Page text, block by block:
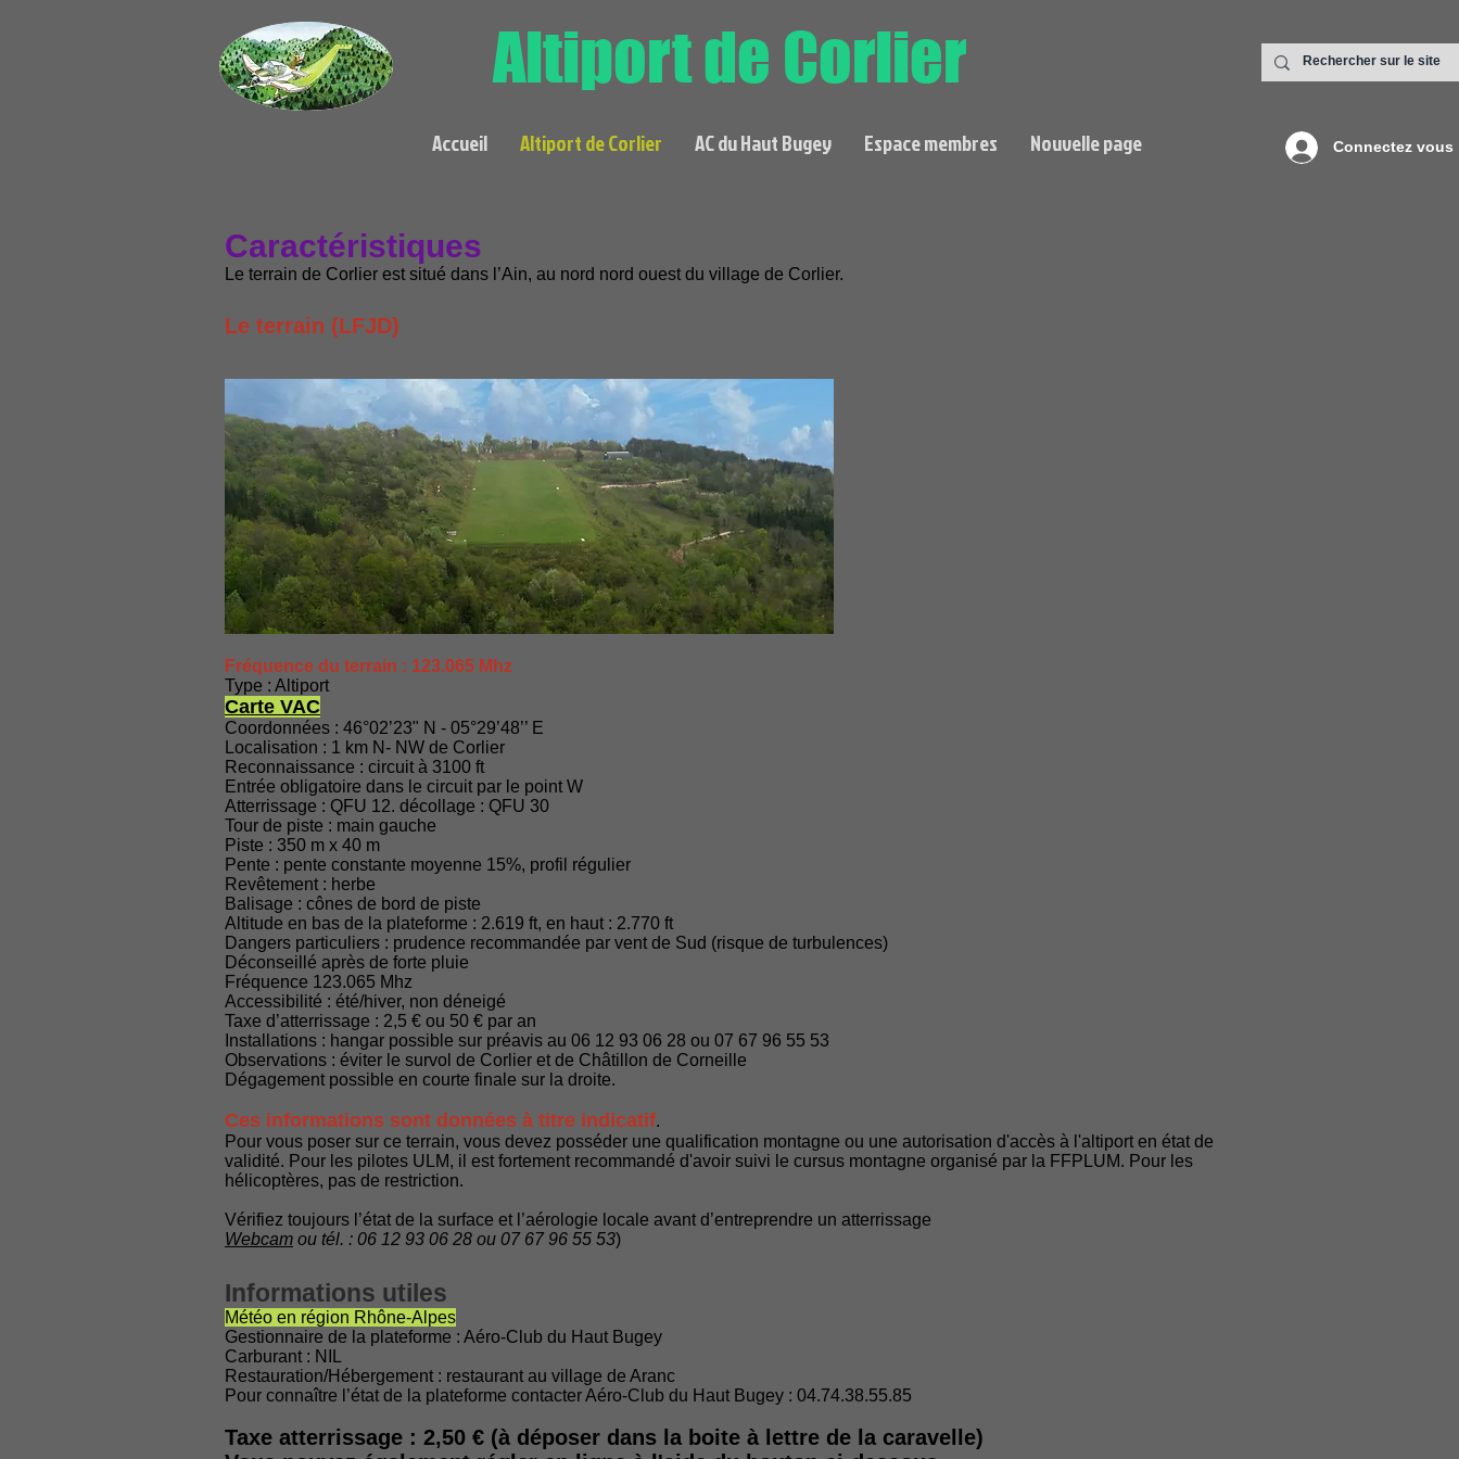
Altiport de Corlier
Accueil Altiport de Corlier AC du Haut Bugey Espace membres Nouvelle page Connectez vous
Caractéristiques
Le terrain de Corlier est situé dans l’Ain, au nord nord ouest du village de Corlier.
Le terrain (LFJD)
Fréquence du terrain : 123.065 Mhz
Type : Altiport
Carte VAC
Coordonnées : 46°02’23" N - 05°29’48’’ E
Localisation : 1 km N- NW de Corlier
Reconnaissance : circuit à 3100 ft
Entrée obligatoire dans le circuit par le point W
Atterrissage : QFU 12. décollage : QFU 30
Tour de piste : main gauche
Piste : 350 m x 40 m
Pente : pente constante moyenne 15%, profil régulier
Revêtement : herbe
Balisage : cônes de bord de piste
Altitude en bas de la plateforme : 2.619 ft, en haut : 2.770 ft
Dangers particuliers : prudence recommandée par vent de Sud (risque de turbulences)
Déconseillé après de forte pluie
Fréquence 123.065 Mhz
Accessibilité : été/hiver, non déneigé
Taxe d’atterrissage : 2,5 € ou 50 € par an
Installations : hangar possible sur préavis au 06 12 93 06 28 ou 07 67 96 55 53
Observations : éviter le survol de Corlier et de Châtillon de Corneille
Dégagement possible en courte finale sur la droite.
Ces informations sont données à titre indicatif.
Pour vous poser sur ce terrain, vous devez posséder une qualification montagne ou une autorisation d'accès à l'altiport en état de
validité. Pour les pilotes ULM, il est fortement recommandé d'avoir suivi le cursus montagne organisé par la FFPLUM. Pour les
hélicoptères, pas de restriction.
Vérifiez toujours l’état de la surface et l’aérologie locale avant d’entreprendre un atterrissage
Webcam ou tél. : 06 12 93 06 28 ou 07 67 96 55 53)
Informations utiles
Météo en région Rhône-Alpes
Gestionnaire de la plateforme : Aéro-Club du Haut Bugey
Carburant : NIL
Restauration/Hébergement : restaurant au village de Aranc
Pour connaître l’état de la plateforme contacter Aéro-Club du Haut Bugey : 04.74.38.55.85
Taxe atterrissage : 2,50 € (à déposer dans la boite à lettre de la caravelle)